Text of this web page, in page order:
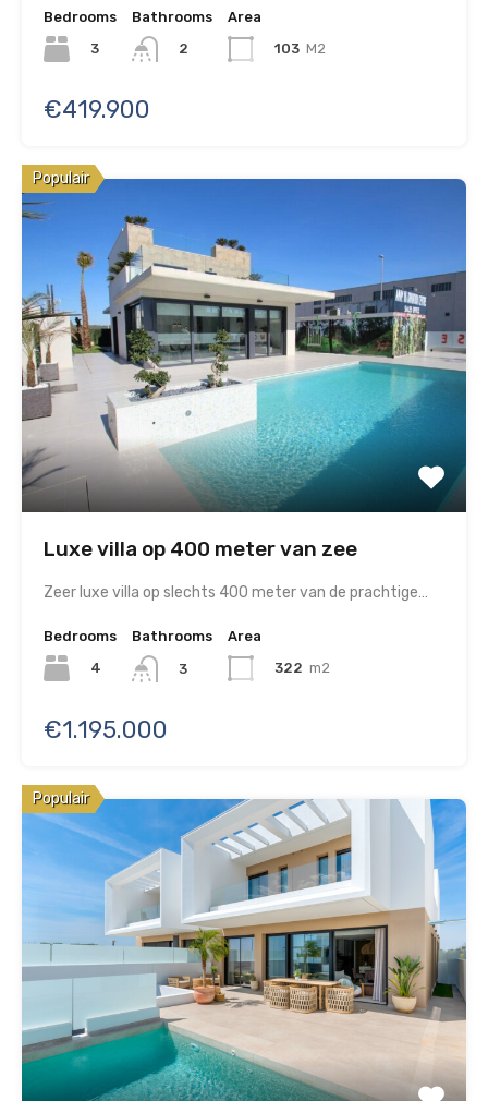
Bedrooms
3
Bathrooms
2
Area
103 M2
€419.900
Populair
Luxe villa op 400 meter van zee
Zeer luxe villa op slechts 400 meter van de prachtige…
Bedrooms
4
Bathrooms
3
Area
322 m2
€1.195.000
Populair